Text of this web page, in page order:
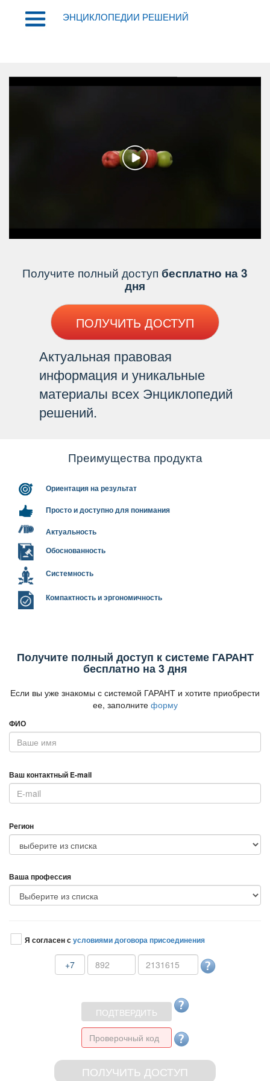
ЭНЦИКЛОПЕДИИ РЕШЕНИЙ
Получите полный доступ есплатно на 3
дня
ПОЛУЧИТЬ ДОСТУП
Актуальная правовая
информация и уникальные
материалы всех Энциклопедий
решений.
Преимущества продукта
Ориентация на результат
Просто и доступно для понимания
Актуальность
Обоснованность
Системность
Компактность и эргономичность
Получите полный доступ к системе ГАРАНТ
есплатно на 3 дня
Если вы уже знакомы с системой ГАРАНТ и хотите приобрести
ее, заполните форму
ФИО
аш контактный E-mail
Регион
аша профессия
Я согласен сусловиями договора присоединения
+7